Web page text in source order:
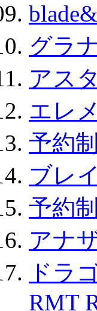
グラ
アス
エレ
予約
ブレ
予約
アナ
ドラ
RMT